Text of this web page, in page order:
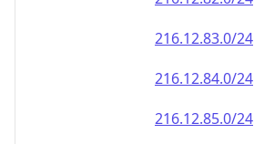
216.12.83.0/24
216.12.84.0/24
216.12.85.0/24